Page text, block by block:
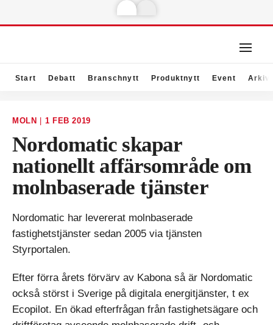
Start Debatt Branschnytt Produktnytt Event Arkiv
MOLN 1 FEB 2019
Nordomatic skapar
nationellt affärsområde om
molnbaserade tjänster
Nordomatic har levererat molnbaserade
fastighetstjänster sedan 2005 via tjänsten
Styrportalen.
Efter förra årets förvärv av Kabona så är Nordomatic
också störst i Sverige på digitala energitjänster, t ex
Ecopilot. En ökad efterfrågan från fastighetsägare och